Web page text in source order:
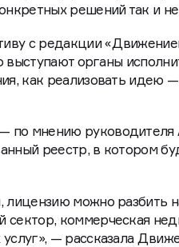
решений так и
с редакции
выступают органы
как реализовать идею —
мнению руководителя
реестр, в котором
можно разбить
коммерческая
— рассказала